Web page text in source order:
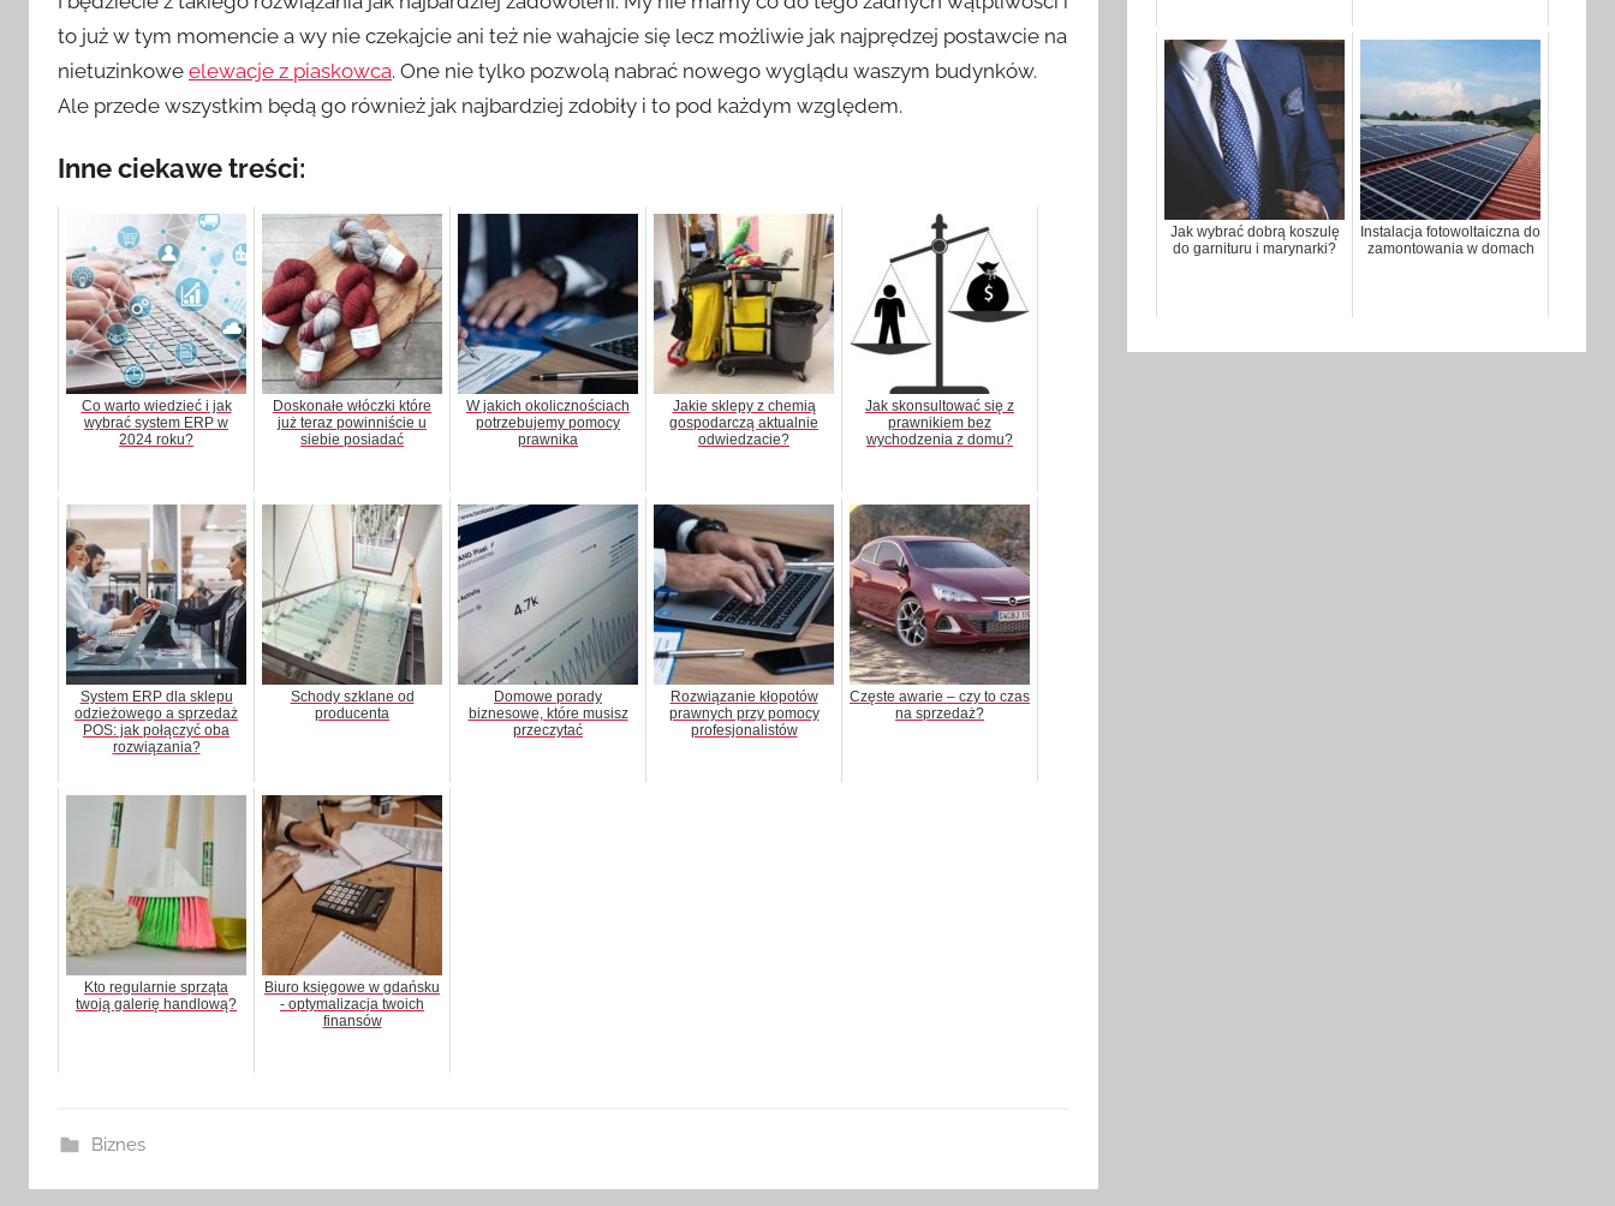
to już w tym momencie a wy nie czekajcie ani też nie wahajcie się lecz możliwie jak najprędzej postawcie na
nietuzinkowe elewacje z piaskowca. One nie tylko pozwolą nabrać nowego wyglądu waszym budynków.
Ale przede wszystkim będą go również jak najbardziej zdobiły i to pod każdym względem.
Inne ciekawe treści:
Co warto wiedzieć i jak
wybrać system ERP w
2024 roku?
Doskonałe włóczki które
już teraz powinniście u
siebie posiadać
W jakich okolicznościach
potrzebujemy pomocy
prawnika
Jakie sklepy z chemią
gospodarczą aktualnie
odwiedzacie?
Jak skonsultować się z
prawnikiem bez
wychodzenia z domu?
System ERP dla sklepu
odzieżowego a sprzedaż
POS: jak połączyć oba
rozwiązania?
Schody szklane od
producenta
Domowe porady
biznesowe, które musisz
przeczytać
Rozwiązanie kłopotów
prawnych przy pomocy
profesjonalistów
Częste awarie – czy to czas
na sprzedaż?
Kto regularnie sprząta
twoją galerię handlową?
Biuro księgowe w gdańsku
- optymalizacja twoich
finansów
Biznes
Jak wybrać dobrą koszulę
do garnituru i marynarki?
Instalacja fotowoltaiczna do
zamontowania w domach